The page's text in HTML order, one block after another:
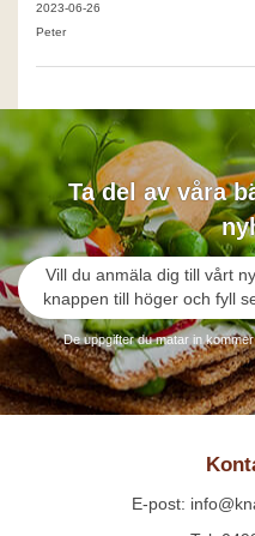
2023-06-26
Peter
Ta del av våra
Vill du anmäla dig till vårt
knappen till höger och fyll
De uppgifter du matar in
E-post: